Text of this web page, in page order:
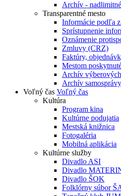
Archív -
Transparentné mesto
Informácie podľa
Sprístupnenie
Oznámenie
Zmluvy (CRZ)
Faktúry,
Mestom
Archív
Archív samosprávy
Voľný čas Voľný čas
Kultúra
Program kina
Kultúrne podujatia
Mestská knižnica
Fotogaléria
Mobilná aplikácia
Kultúrne služby
Divadlo ASI
Divadlo
Divadlo ŠOK
Folklórny súbor